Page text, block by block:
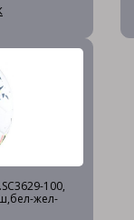
100,
жел-